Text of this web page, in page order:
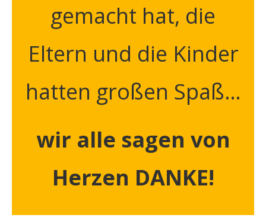
gemacht hat, die
Eltern und die Kinder
hatten großen Spaß…
wir alle sagen von
Herzen DANKE!